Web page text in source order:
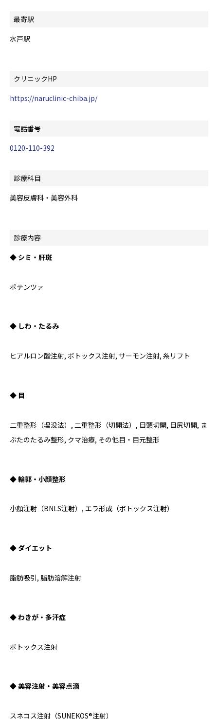
最寄駅
水戸駅
クリニックHP
https://naruclinic-chiba.jp/
電話番号
0120-110-392
診療科目
美容皮膚科・美容外科
診療内容
◆ シミ・肝斑
ポテンツァ
◆ しわ・たるみ
ヒアルロン酸注射, ボトックス注射, サーモン注射, 糸リフト
◆ 目
二重整形（埋没法）, 二重整形（切開法）, 目頭切開, 目尻切開, ま
ぶたのたるみ整形, クマ治療, その他目・目元整形
◆ 輪郭・小顔整形
小顔注射（BNLS注射）, エラ形成（ボトックス注射）
◆ ダイエット
脂肪吸引, 脂肪溶解注射
◆ わきが・多汗症
ボトックス注射
◆ 美容注射・美容点滴
スネコス注射（SUNEKOS®注射）